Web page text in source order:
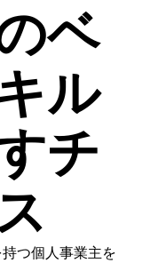
ベ
ル
チ
つ個人事業主を